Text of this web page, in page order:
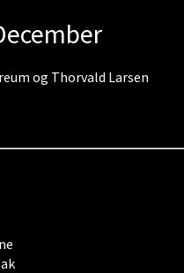
og Thorvald Larsen